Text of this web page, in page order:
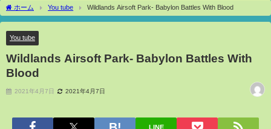
ホーム You tube Wildlands Airsoft Park- Babylon Battles With Blood
You tube
Wildlands Airsoft Park- Babylon Battles With
Blood
2021年4月7日 2021年4月7日
LINE